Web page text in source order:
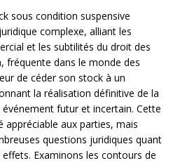
sous condition suspensive
complexe, alliant les
et les subtilités du droit des
fréquente dans le monde des
de céder son stock à un
la réalisation définitive de la
événement futur et incertain. Cette
aux parties, mais
questions juridiques quant
Examinons les contours de